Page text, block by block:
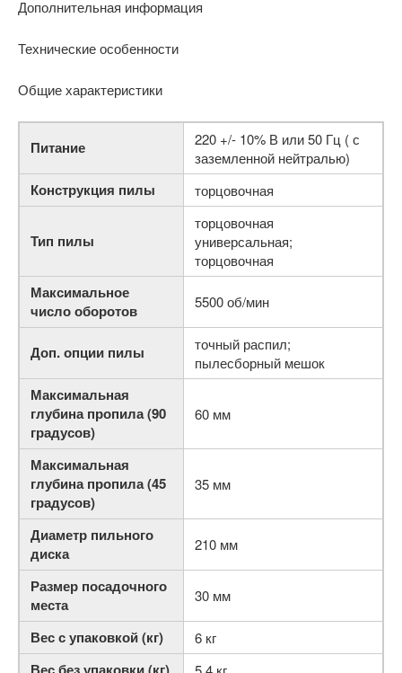
Дополнительная информация
Технические особенности
Общие характеристики
Питание
220 +/- 10% В или 50 Гц ( с
заземленной нейтралью)
Конструкция пилы торцовочная
Тип пилы
торцовочная
универсальная;
торцовочная
Максимальное
число оборотов
5500 об/мин
Доп. опции пилы
точный распил;
пылесборный мешок
Максимальная
глубина пропила (90
градусов)
60 мм
Максимальная
глубина пропила (45
градусов)
35 мм
Диаметр пильного
диска
210 мм
Размер посадочного
места
30 мм
Вес с упаковкой (кг) 6 кг
Вес без упаковки (кг)